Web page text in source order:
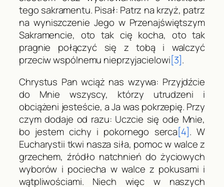
tego sakramentu. Pisał: Patrz na krzyż, patrz
na wyniszczenie Jego w Przenajświętszym
Sakramencie, oto tak cię kocha, oto tak
pragnie połączyć się z tobą i walczyć
przeciw wspólnemu nieprzyjacielowi[3].
Chrystus Pan wciąż nas wzywa: Przyjdźcie
do Mnie wszyscy, którzy utrudzeni i
obciążeni jesteście, a Ja was pokrzepię. Przy
czym dodaje od razu: Uczcie się ode Mnie,
bo jestem cichy i pokornego serca[4]. W
Eucharystii tkwi nasza siła, pomoc w walce z
grzechem, źródło natchnień do życiowych
wyborów i pociecha w walce z pokusami i
wątpliwościami. Niech więc w naszych